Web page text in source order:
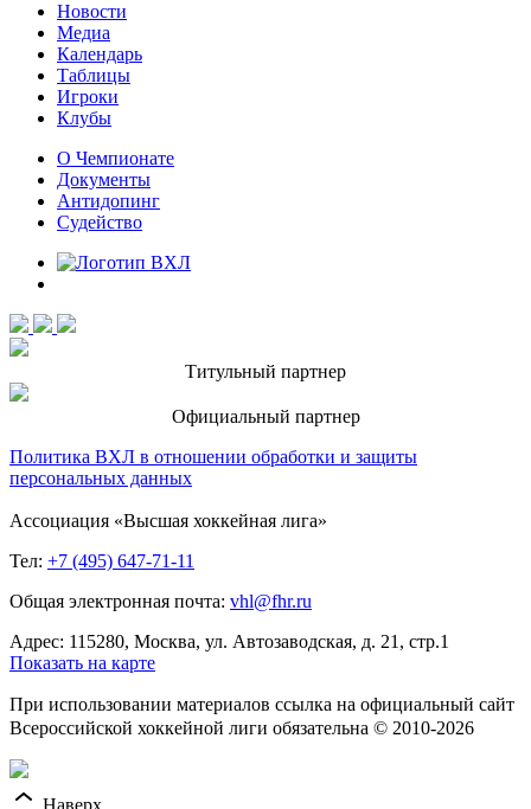
Новости
Медиа
Календарь
Таблицы
Игроки
Клубы
О Чемпионате
Документы
Антидопинг
Судейство
Титульный партнер
Официальный партнер
Политика ВХЛ в отношении обработки и защиты
персональных данных
Ассоциация «Высшая хоккейная лига»
Тел: +7 (495) 647-71-11
Общая электронная почта: vhl@fhr.ru
Адрес: 115280, Москва, ул. Автозаводская, д. 21, стр.1
Показать на карте
При использовании материалов ссылка на официальный сайт
Всероссийской хоккейной лиги обязательна © 2010-2026